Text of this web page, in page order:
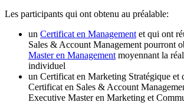
Les participants qui ont obtenu au préalable:
un Certificat en Management et qui ont
Sales & Account Management pourront
Master en Management moyennant la
individuel
un Certificat en Marketing Stratégique et
Certificat en Sales & Account
Executive Master en Marketing et